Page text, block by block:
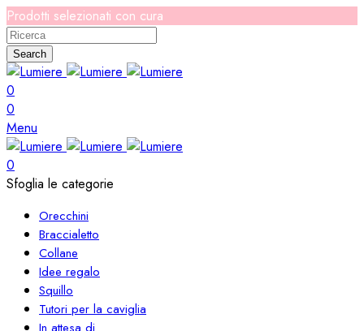
Prodotti selezionati con cura
Search
0
0
Menu
0
Sfoglia le categorie
Orecchini
Braccialetto
Collane
Idee regalo
Squillo
Tutori per la caviglia